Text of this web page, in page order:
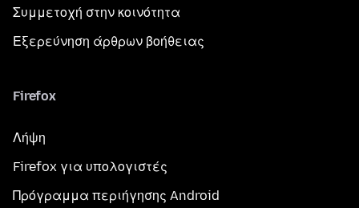
Συμμετοχή στην κοινότητα
Εξερεύνηση άρθρων βοήθειας
Firefox
Λήψη
Firefox για υπολογιστές
Πρόγραμμα περιήγησης Android